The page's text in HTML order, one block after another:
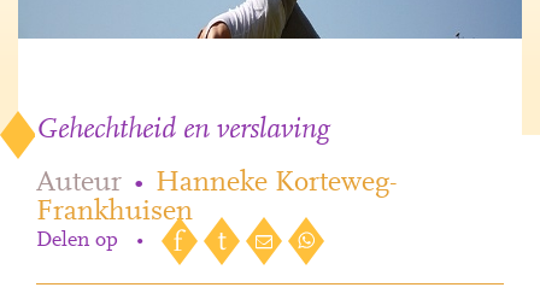
Gehechtheid en verslaving
Auteur • Hanneke Korteweg-
Frankhuisen
Delen op •